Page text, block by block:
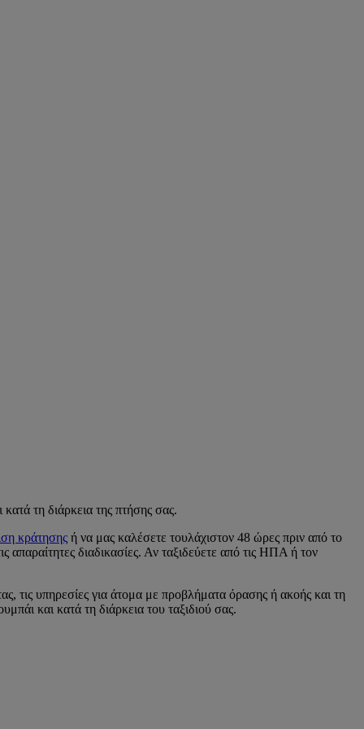
τη διάρκεια της πτήσης σας.
κράτησης ή να μας καλέσετε τουλάχιστον 48 ώρες πριν από το
απαραίτητες διαδικασίες. Αν ταξιδεύετε από τις ΗΠΑ ή τον
τις υπηρεσίες για άτομα με προβλήματα όρασης ή ακοής και τη
και κατά τη διάρκεια του ταξιδιού σας.